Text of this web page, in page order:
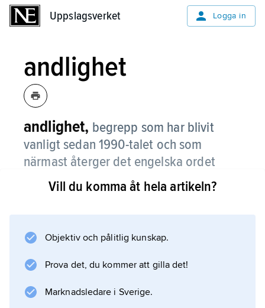
Uppslagsverket Logga in
andlighet
andlighet, begrepp som har blivit
vanligt sedan 1990-talet och som
närmast återger det engelska ordet
spirituality
(se spiritualitet
som inte med nödvändighet är religiösa.
åskådningar och attityder, men har en vag
innebörd och förknippas av många med
nyandlighet
Vill du komma åt hela artikeln?
Objektiv och pålitlig kunskap.
Prova det, du kommer att gilla det!
Marknadsledare i Sverige.